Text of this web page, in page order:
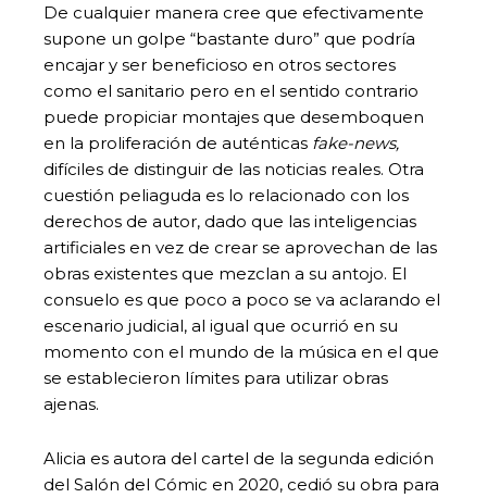
De cualquier manera cree que efectivamente
supone un golpe “bastante duro” que podría
encajar y ser beneficioso en otros sectores
como el sanitario pero en el sentido contrario
puede propiciar montajes que desemboquen
en la proliferación de auténticas fake-news,
difíciles de distinguir de las noticias reales. Otra
cuestión peliaguda es lo relacionado con los
derechos de autor, dado que las inteligencias
artificiales en vez de crear se aprovechan de las
obras existentes que mezclan a su antojo. El
consuelo es que poco a poco se va aclarando el
escenario judicial, al igual que ocurrió en su
momento con el mundo de la música en el que
se establecieron límites para utilizar obras
ajenas.
Alicia es autora del cartel de la segunda edición
del Salón del Cómic en 2020, cedió su obra para